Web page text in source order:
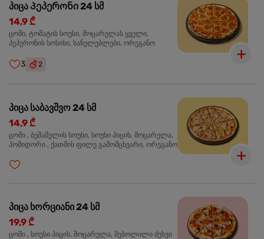
პიცა Პეპერონი 24 სმ
14,9 ₾
ცომი, ტომატის სოუსი, მოცარელას ყველი,
პეპერონის სოსისი, სანელებლები, ორეგანო
3 2
პიცა საბავშვო 24 სმ
14,9 ₾
ცომი , ბეშამელის სოუსი, სოუსი პიცის, მოცარელა,
პომიდორი , ქათმის ფილე გამომცხვარი, ორეგანო
პიცა ხორციანი 24 სმ
19,9 ₾
ცომი , სოუსი პიცის, მოცარელა, შებოლილი ძეხვი